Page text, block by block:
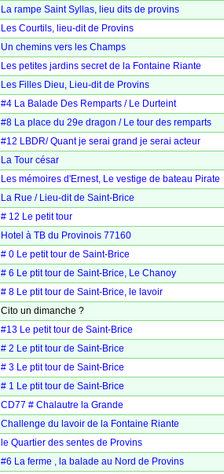
La rampe Saint Syllas, lieu dits de provins
Les Courtils, lieu-dit de Provins
Un chemins vers les Champs
Les petites jardins secret de la Fontaine Riante
Les Filles Dieu, Lieu-dit de Provins
#4 La Balade Des Remparts / Le Durteint
#8 La place du 29e dragon / Le tour des remparts
#12 LBDR/ Quant je serai grand je serai acteur
La Tour césar
Les mémoires d'Ernest, Le vestige de bateau Pirate
La Rue / Lieu-dit de Saint-Brice
# 12 Le petit tour
Hotel à TB du Provinois 77160
# 0 Le petit tour de Saint-Brice
# 6 Le ptit tour de Saint-Brice, Le Chanoy
# 8 Le ptit tour de Saint-Brice, le lavoir
Cito un dimanche ?
#13 Le petit tour de Saint-Brice
# 2 Le ptit tour de Saint-Brice
# 3 Le ptit tour de Saint-Brice
# 1 Le ptit tour de Saint-Brice
CD77 # Chalautre la Grande
Challenge du lavoir de la Fontaine Riante
le Quartier des sentes de Provins
#6 La ferme , la balade au Nord de Provins